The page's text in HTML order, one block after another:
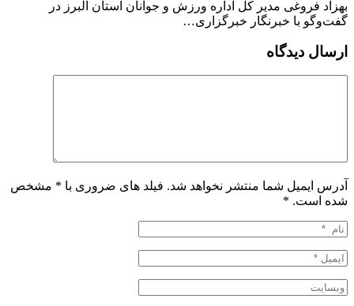
بهزاد فروغی مدیر کل اداره ورزش و جوانان استان البرز در
گفت‌وگو با خبرنگار خبرگزاری…
ارسال دیدگاه
آدرس ایمیل شما منتشر نخواهد شد. فیلد های ضروری با * مشخص
شده است. *